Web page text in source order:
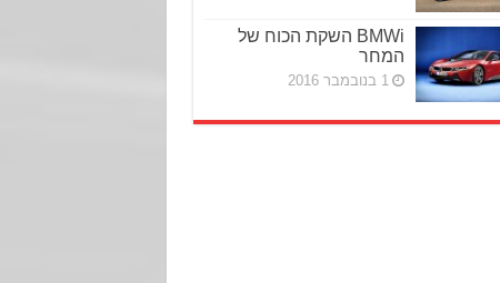
BMWi השקת הכוח של
המחר
1 בנובמבר 2016